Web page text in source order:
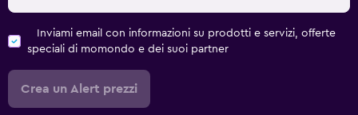
Inviami email con informazioni su prodotti e servizi, offerte
speciali di momondo e dei suoi partner
Crea un Alert prezzi